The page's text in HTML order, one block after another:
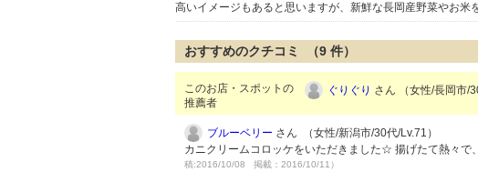
高いイメージもあると思いますが、新鮮な長岡産野菜やお米
おすすめのクチコミ （9 件）
このお店・スポットの
推薦者
ぐりぐり さん （女性/長岡市/
ブルーベリー さん （女性/新潟市/30代/Lv.71）
カニクリームコロッケをいただきました☆ 揚げたて熱々
稿:2016/10/08 掲載：2016/10/11）